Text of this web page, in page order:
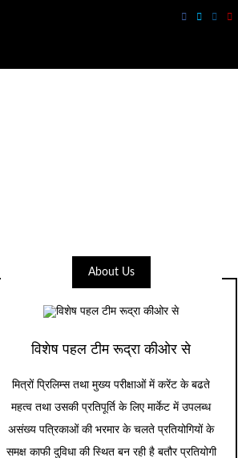
About Us
विशेष पहल टीम रूद्रा कीओर से
मित्रों प्रिलिम्स तथा मुख्य परीक्षाओं में करेंट के बढते
महत्व तथा उसकी प्रतिपूर्ति के लिए मार्केट में उपलब्ध
असंख्य पत्रिकाओं की भरमार के चलते प्रतियोगियों के
समक्ष काफी दुविधा की स्थित बन रही है बतौर प्रतियोगी